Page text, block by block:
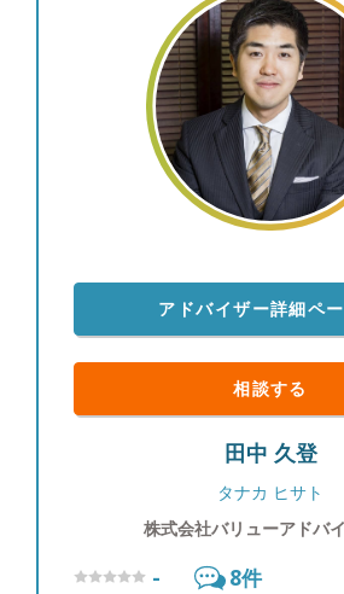
アドバイザー詳細ペ
相談する
田中 久登
タナカ ヒサト
株式会社バリューアドバ
- 8件